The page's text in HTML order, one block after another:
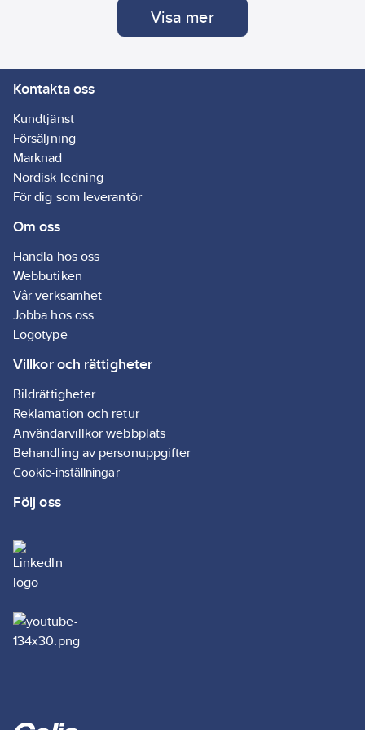
smuts. Enkel att
skölja ur och
använda om och
formen och sin
Visa mer
Kontakta oss
Kundtjänst
Försäljning
Marknad
Nordisk ledning
För dig som leverantör
Om oss
Handla hos oss
Webbutiken
Vår verksamhet
Jobba hos oss
Logotype
Villkor och rättigheter
Bildrättigheter
Reklamation och retur
Användarvillkor webbplats
Behandling av personuppgifter
Cookie-inställningar
Följ oss